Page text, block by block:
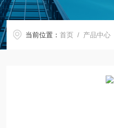
当前位置：首页 / 产品中心